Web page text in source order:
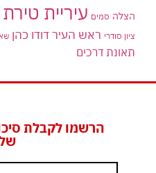
הצלה סמים עיריית
ציון סודרי ראש העיר דודו כהן
תאונת דרכים
הרשמו לקבלת